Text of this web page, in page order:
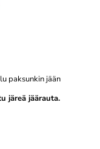
paksunkin jään
järeä jäärauta.